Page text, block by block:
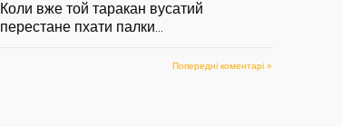
Коли вже той таракан вусатий
перестане пхати палки
Попередні коментарі »